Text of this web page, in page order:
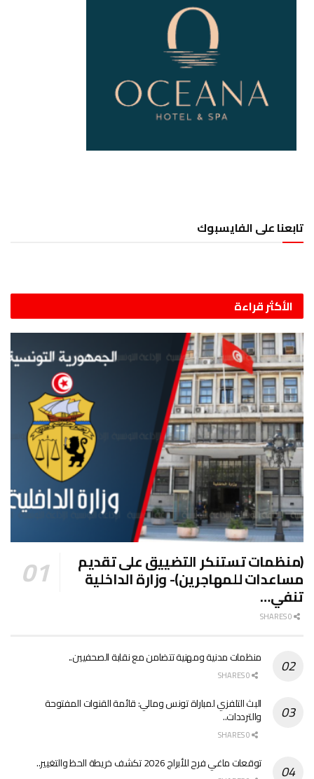
تابعنا على الفايسبوك
الأكثر قراءة
(منظمات تستنكر التضييق على تقديم
مساعدات للمهاجرين)- وزارة الداخلية
تنفي…
منظمات مدنية ومهنية تتضامن مع نقابة الصحفيين..
البث التلفزي لمباراة تونس ومالي: قائمة القنوات المفتوحة
والترددات..
توقعات ماغي فرح للأبراج 2026 تكشف خريطة الحظ والتغيير..